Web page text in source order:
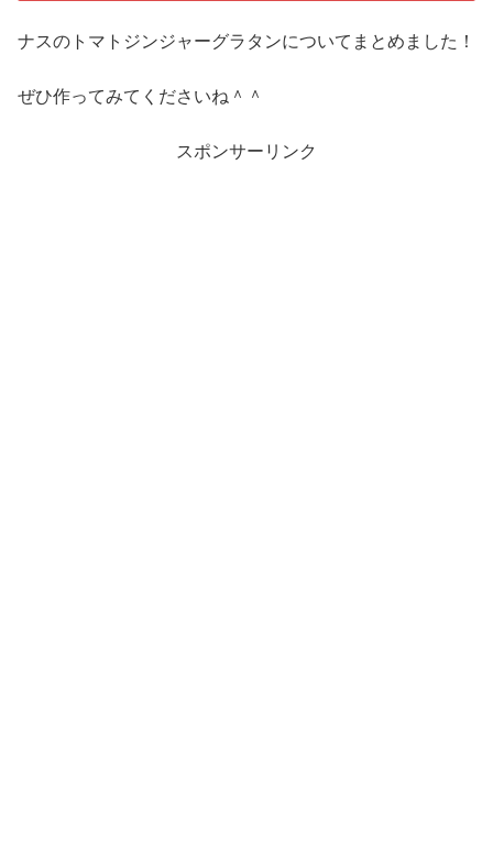
ナスのトマトジンジャーグラタンについてまとめました！
ぜひ作ってみてくださいね＾＾
スポンサーリンク